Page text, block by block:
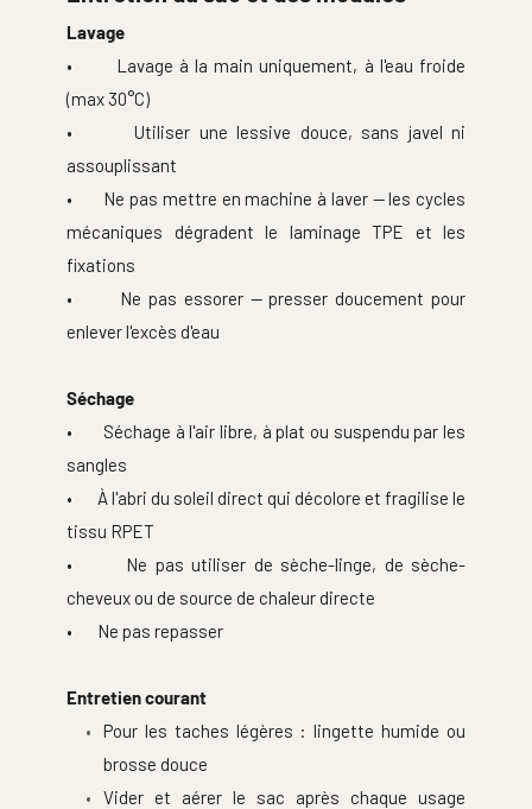
Lavage
•       Lavage à la main uniquement, à l'eau froide
(max 30°C)
•       Utiliser une lessive douce, sans javel ni
assouplissant
•       Ne pas mettre en machine à laver — les cycles
mécaniques dégradent le laminage TPE et les
fixations
•       Ne pas essorer — presser doucement pour
enlever l'excès d'eau
Séchage
•       Séchage à l'air libre, à plat ou suspendu par les
sangles
•       À l'abri du soleil direct qui décolore et fragilise le
tissu RPET
•       Ne pas utiliser de sèche-linge, de sèche-
cheveux ou de source de chaleur directe
•       Ne pas repasser
Entretien courant
Pour les taches légères : lingette humide ou
brosse douce
Vider et aérer le sac après chaque usage